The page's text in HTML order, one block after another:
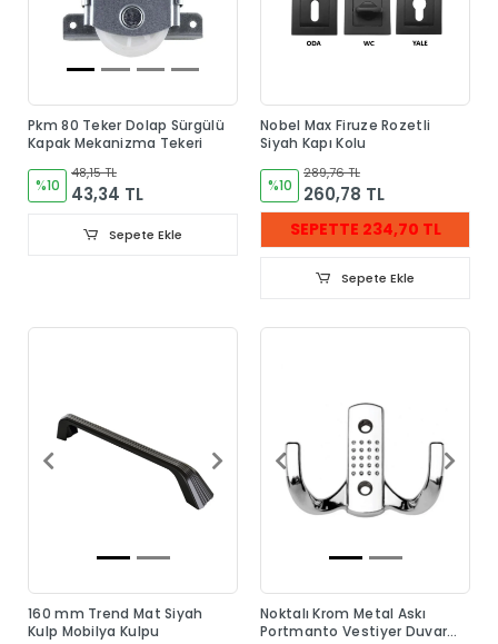
Pkm 80 Teker Dolap Sürgülü
Kapak Mekanizma Tekeri
%10
48,15 TL
43,34 TL
Sepete Ekle
Nobel Max Firuze Rozetli
Siyah Kapı Kolu
%10
289,76 TL
260,78 TL
SEPETTE 234,70 TL
Sepete Ekle
160 mm Trend Mat Siyah
Kulp Mobilya Kulpu
Noktalı Krom Metal Askı
Portmanto Vestiyer Duvar